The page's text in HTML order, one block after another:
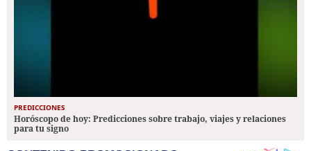
PREDICCIONES
Horóscopo de hoy: Predicciones sobre trabajo, viajes y relaciones
para tu signo